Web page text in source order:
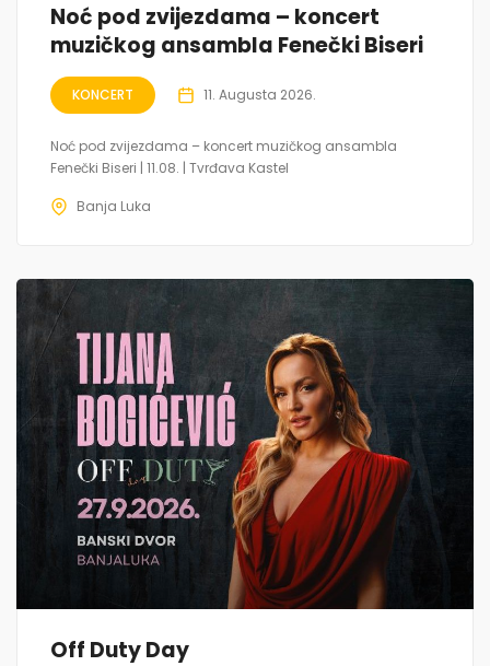
Noć pod zvijezdama – koncert
muzičkog ansambla Fenečki Biseri
KONCERT 11. Augusta 2026.
Noć pod zvijezdama – koncert muzičkog ansambla
Fenečki Biseri | 11.08. | Tvrđava Kastel
Banja Luka
Off Duty Day